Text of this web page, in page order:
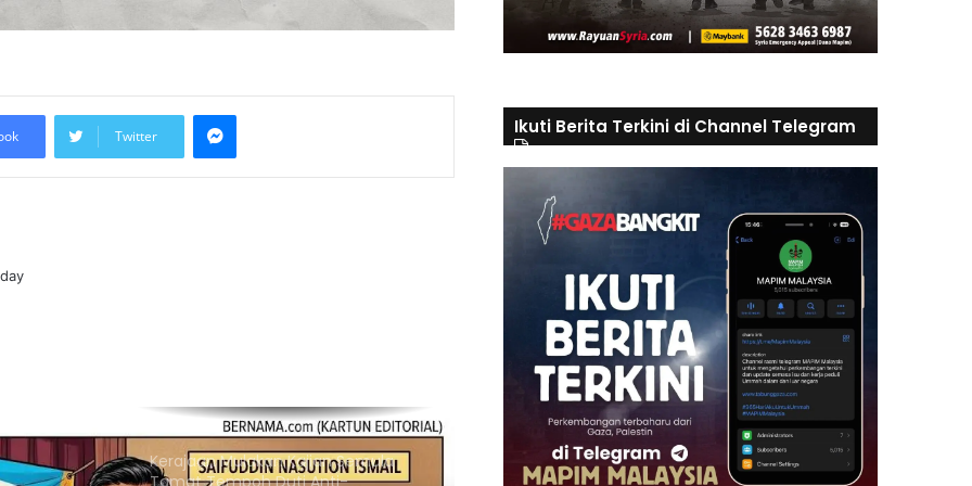
Twitter
Keterjaminan Makanan
Itali Bakal Berdepan Gelombang
Haba Ekstrem Selama 10 Hari Lagi,
Kerajaan Mulakan Kajian Semula
Tamat Tempoh Duti Anti-
Ikuti Berita Terkini di Channel Telegram